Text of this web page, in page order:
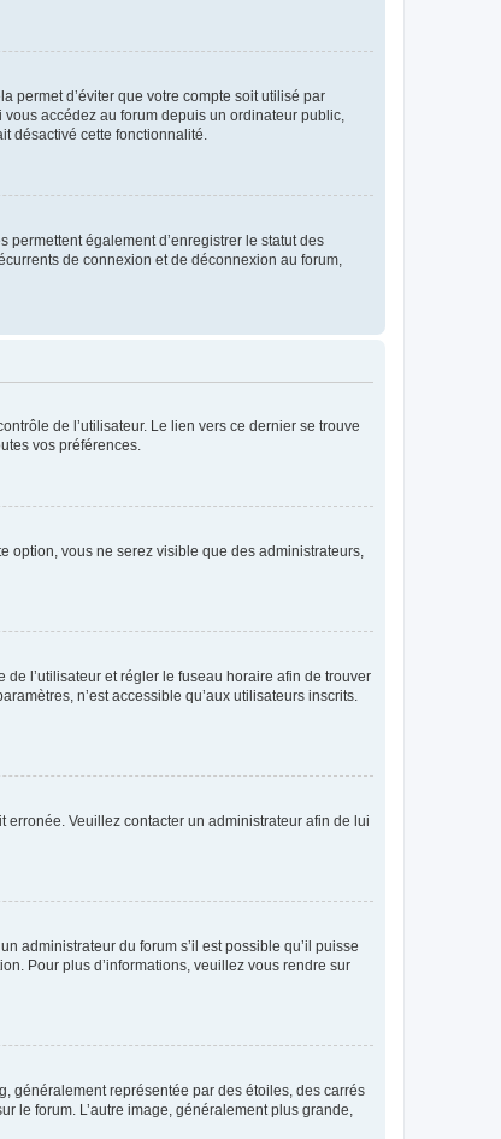
permet d’éviter que votre compte soit utilisé par
accédez au forum depuis un ordinateur public,
désactivé cette fonctionnalité.
également d’enregistrer le statut des
de connexion et de déconnexion au forum,
de l’utilisateur. Le lien vers ce dernier se trouve
vos préférences.
option, vous ne serez visible que des administrateurs,
l’utilisateur et régler le fuseau horaire afin de trouver
n’est accessible qu’aux utilisateurs inscrits.
erronée. Veuillez contacter un administrateur afin de lui
administrateur du forum s’il est possible qu’il puisse
Pour plus d’informations, veuillez vous rendre sur
généralement représentée par des étoiles, des carrés
le forum. L’autre image, généralement plus grande,